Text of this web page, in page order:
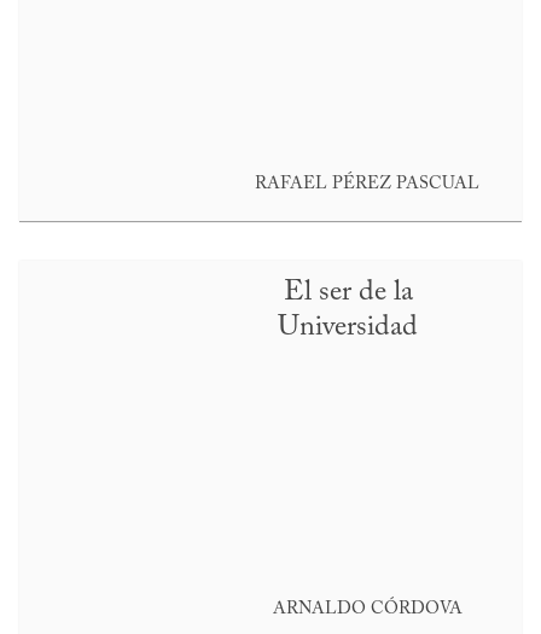
RAFAEL PÉREZ PASCUAL
El ser de la
Universidad
ARNALDO CÓRDOVA